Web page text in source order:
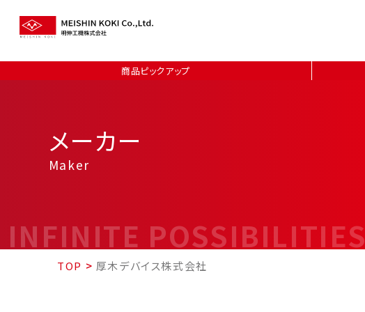
商品ピックアップ
メーカー
Maker
INFINITE POSSIBILITIES
TOP > 厚木デバイス株式会社